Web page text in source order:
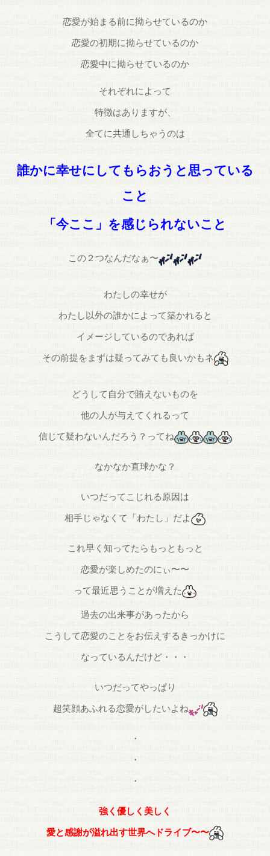
恋愛が始まる前に拗らせているのか
恋愛の初期に拗らせているのか
恋愛中に拗らせているのか
それぞれによって
特徴はありますが、
全てに共通しちゃうのは
誰かに幸せにしてもらおうと思っている
こと
「今ここ」を感じられないこと
この２つなんだなぁ〜
わたしの幸せが
わたし以外の誰かによって築かれると
イメージしているのであれば
その前提をまずは疑ってみても良いかもネ
どうして自分で賄えないものを
他の人が与えてくれるって
信じて疑わないんだろう？ってね
なかなか直球かな？
いつだってこじれる原因は
相手じゃなくて「わたし」だよ
これ早く知ってたらもっともっと
恋愛が楽しめたのにぃ〜〜
って最近思うことが増えた
過去の出来事があったから
こうして恋愛のことをお伝えするきっかけに
なっているんだけど・・・
いつだってやっぱり
超笑顔あふれる恋愛がしたいよね
・
・
・
強く優しく美しく
愛と感謝が溢れ出す世界へドライブ〜〜